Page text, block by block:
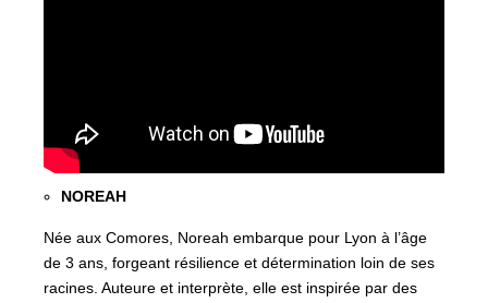
NOREAH
Née aux Comores, Noreah embarque pour Lyon à l’âge
de 3 ans, forgeant résilience et détermination loin de ses
racines. Auteure et interprète, elle est inspirée par des